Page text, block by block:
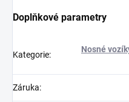
Doplňkové parametry
Kategorie:
Nosné
Záruka: